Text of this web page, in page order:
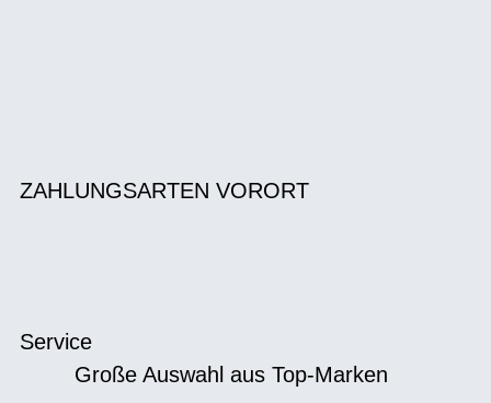
ZAHLUNGSARTEN VORORT
Service
Große Auswahl aus Top-Marken